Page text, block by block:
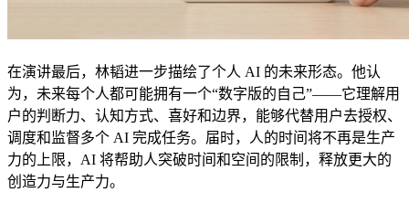
在演讲最后，林韬进一步描绘了个人 AI 的未来形态。他认
为，未来每个人都可能拥有一个“数字版的自己”——它理解用
户的判断力、认知方式、喜好和边界，能够代替用户去授权、
调度和监督多个 AI 完成任务。届时，人的时间将不再是生产
力的上限，AI 将帮助人突破时间和空间的限制，释放更大的
创造力与生产力。